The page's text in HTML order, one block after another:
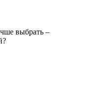
выбрать –